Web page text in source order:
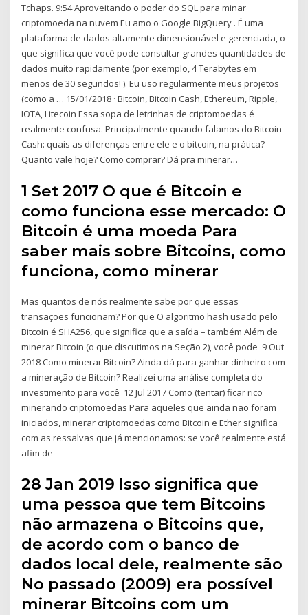
Tchaps. 9:54 Aproveitando o poder do SQL para minar
criptomoeda na nuvem Eu amo o Google BigQuery . É uma
plataforma de dados altamente dimensionável e gerenciada, o
que significa que você pode consultar grandes quantidades de
dados muito rapidamente (por exemplo, 4 Terabytes em
menos de 30 segundos! ). Eu uso regularmente meus projetos
(como a … 15/01/2018 · Bitcoin, Bitcoin Cash, Ethereum, Ripple,
IOTA, Litecoin Essa sopa de letrinhas de criptomoedas é
realmente confusa. Principalmente quando falamos do Bitcoin
Cash: quais as diferenças entre ele e o bitcoin, na prática?
Quanto vale hoje? Como comprar? Dá pra minerar…
1 Set 2017 O que é Bitcoin e
como funciona esse mercado: O
Bitcoin é uma moeda Para
saber mais sobre Bitcoins, como
funciona, como minerar
Mas quantos de nós realmente sabe por que essas
transações funcionam? Por que O algoritmo hash usado pelo
Bitcoin é SHA256, que significa que a saída – também Além de
minerar Bitcoin (o que discutimos na Seção 2), você pode 9 Out
2018 Como minerar Bitcoin? Ainda dá para ganhar dinheiro com
a mineração de Bitcoin? Realizei uma análise completa do
investimento para você 12 Jul 2017 Como (tentar) ficar rico
minerando criptomoedas Para aqueles que ainda não foram
iniciados, minerar criptomoedas como Bitcoin e Ether significa
com as ressalvas que já mencionamos: se você realmente está
afim de
28 Jan 2019 Isso significa que
uma pessoa que tem Bitcoins
não armazena o Bitcoins que,
de acordo com o banco de
dados local dele, realmente são
No passado (2009) era possível
minerar Bitcoins com um